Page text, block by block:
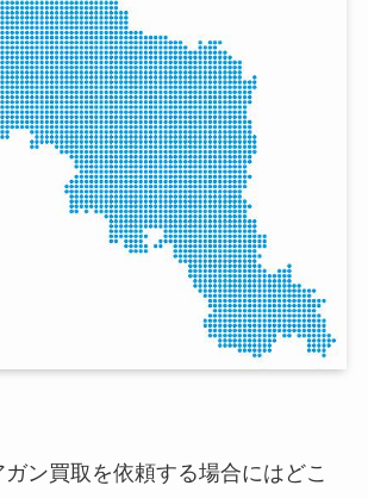
ン買取を依頼する場合にはどこ